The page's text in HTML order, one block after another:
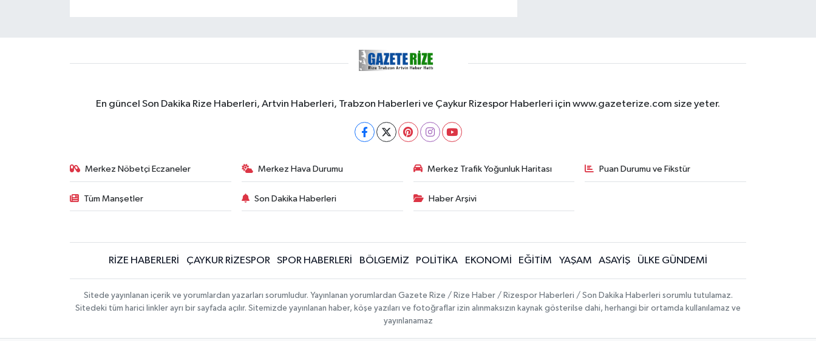
En güncel Son Dakika Rize Haberleri, Artvin Haberleri, Trabzon Haberleri ve Çaykur Rizespor Haberleri için www.gazeterize.com size yeter.
Merkez Nöbetçi Eczaneler Merkez Hava Durumu Merkez Trafik Yoğunluk Haritası Puan Durumu ve Fikstür
Tüm Manşetler Son Dakika Haberleri Haber Arşivi
RİZE HABERLERİ ÇAYKUR RİZESPOR SPOR HABERLERİ BÖLGEMİZ POLİTİKA EKONOMİ EĞİTİM YAŞAM ASAYİŞ ÜLKE GÜNDEMİ
Sitede yayınlanan içerik ve yorumlardan yazarları sorumludur. Yayınlanan yorumlardan Gazete Rize / Rize Haber / Rizespor Haberleri / Son Dakika Haberleri sorumlu tutulamaz.
Sitedeki tüm harici linkler ayrı bir sayfada açılır. Sitemizde yayınlanan haber, köşe yazıları ve fotoğraflar izin alınmaksızın kaynak gösterilse dahi, herhangi bir ortamda kullanılamaz ve
yayınlanamaz